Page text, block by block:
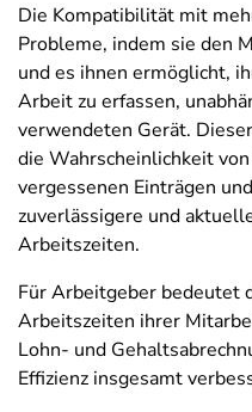
Die Kompatibilität mit
Probleme, indem sie den
und es ihnen ermöglicht,
Arbeit zu erfassen,
verwendeten Gerät.
die Wahrscheinlichkeit
vergessenen Einträgen
zuverlässigere und
Arbeitszeiten.
Für Arbeitgeber bedeutet
Arbeitszeiten ihrer
Lohn- und
Effizienz insgesamt